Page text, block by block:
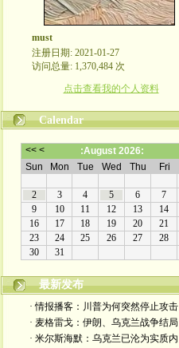
must
注册日期: 2021-01-27
访问总量: 1,370,484 次
点击查看我的个人资料
Calendar
最新发布
· 情报播客：川普为何突然停止攻击
· 麦格雷戈：伊朗、乌克兰战争结局
· 米尔斯海默：乌克兰已沦为实质内